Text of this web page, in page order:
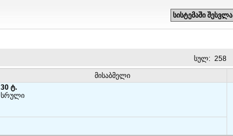
სისტემაში შესვლა
სულ: 258
მისაბმელი
30 ტ.
სრული